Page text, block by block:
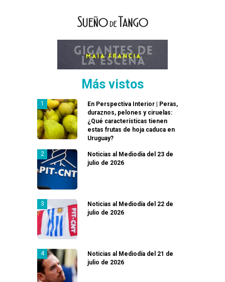
Más vistos
En Perspectiva Interior | Peras,
duraznos, pelones y ciruelas:
¿Qué características tienen
estas frutas de hoja caduca en
Uruguay?
Noticias al Mediodía del 23 de
julio de 2026
Noticias al Mediodía del 22 de
julio de 2026
Noticias al Mediodía del 21 de
julio de 2026